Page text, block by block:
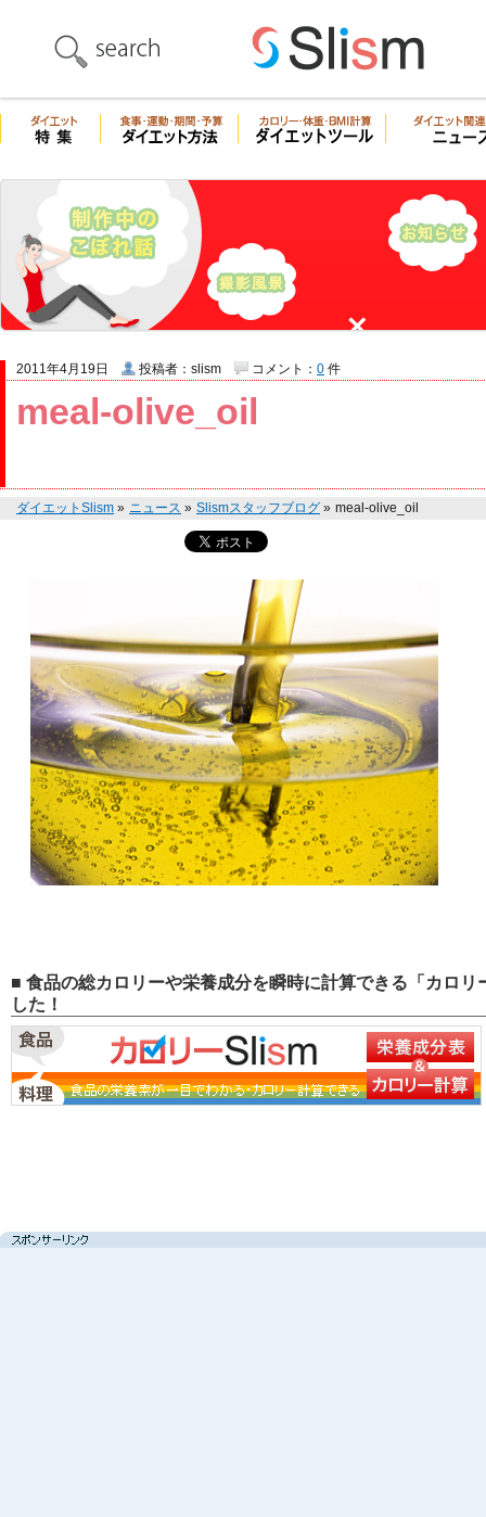
meal-olive_oil
2011年4月19日 投稿者：slism コメント： 0 件
ダイエットSlism » ニュース » Slismスタッフブログ » meal-olive_oil
■ 食品の総カロリーや栄養成分を瞬時に計算できる「カロ
した！